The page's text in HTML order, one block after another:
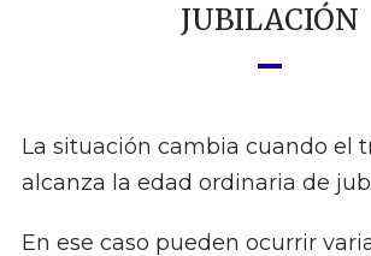
JUBILACIÓN
La situación cambia cuando el
alcanza la edad ordinaria de
En ese caso pueden ocurrir